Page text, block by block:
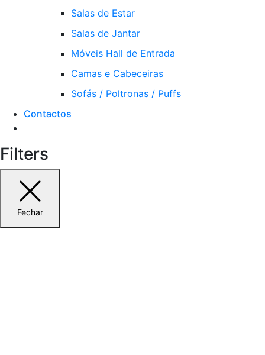
Salas de Estar
Salas de Jantar
Móveis Hall de Entrada
Camas e Cabeceiras
Sofás / Poltronas / Puffs
Contactos
Filters
Fechar